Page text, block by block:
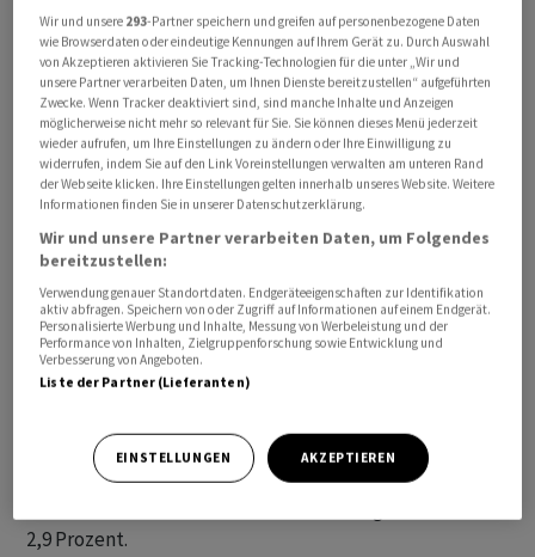
Die sogenannte Reichweite für den Auftragsbestand
stieg im Dezember auf 8,2 Monate. Dies ist der höchste
Wert seit Beginn der Erhebung der Daten im Jahr 2015.
Im November hatte der Wert noch bei 8,0 Monaten
gelegen. Die Reichweite gibt an, wie viele Monate die
Betriebe bei gleichbleibendem Umsatz produzieren
müssten, um die vorhandenen Aufträge abzuarbeiten.
Gestützt wurde die Entwicklung durch den Anstieg im
sonstigen Fahrzeugbau. Dabei geht es um Flugzeuge,
Schiffe, Züge und Militärfahrzeuge. Hier dürften die
gespielt haben. Die Produktion von Metallerzeugnissen
stieg um 5,4 Prozent. Trübe bleibt die Situation in der
2,9 Prozent.
Wir und unsere 293-Partner speichern und greifen auf personenbezogene Daten
wie Browserdaten oder eindeutige Kennungen auf Ihrem Gerät zu. Durch Auswahl
von Akzeptieren aktivieren Sie Tracking-Technologien für die unter „Wir und
unsere Partner verarbeiten Daten, um Ihnen Dienste bereitzustellen“ aufgeführten
Zwecke. Wenn Tracker deaktiviert sind, sind manche Inhalte und Anzeigen
möglicherweise nicht mehr so relevant für Sie. Sie können dieses Menü jederzeit
wieder aufrufen, um Ihre Einstellungen zu ändern oder Ihre Einwilligung zu
widerrufen, indem Sie auf den Link Voreinstellungen verwalten am unteren Rand
der Webseite klicken. Ihre Einstellungen gelten innerhalb unseres Website. Weitere
Informationen finden Sie in unserer Datenschutzerklärung.
Wir und unsere Partner verarbeiten Daten, um Folgendes
bereitzustellen:
Verwendung genauer Standortdaten. Endgeräteeigenschaften zur Identifikation
aktiv abfragen. Speichern von oder Zugriff auf Informationen auf einem Endgerät.
Personalisierte Werbung und Inhalte, Messung von Werbeleistung und der
Performance von Inhalten, Zielgruppenforschung sowie Entwicklung und
Verbesserung von Angeboten.
Liste der Partner (Lieferanten)
EINSTELLUNGEN AKZEPTIEREN